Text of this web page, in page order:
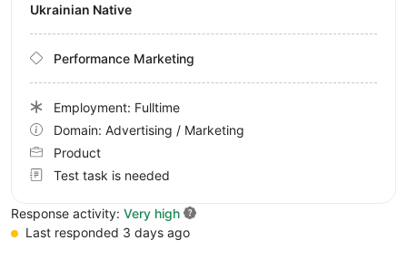
Ukrainian Native
Performance Marketing
Employment: Fulltime
Domain: Advertising / Marketing
Product
Test task is needed
Response activity: Very high
Last responded 3 days ago